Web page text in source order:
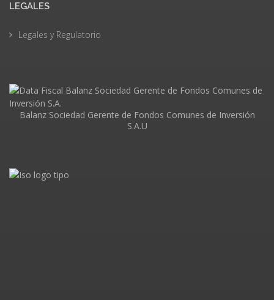
LEGALES
Legales y Regulatorio
Balanz Sociedad Gerente de Fondos Comunes de Inversión
S.A.U